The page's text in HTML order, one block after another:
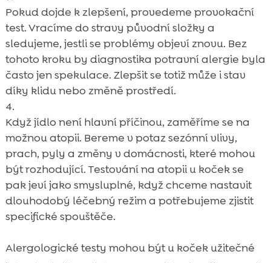
Pokud dojde k zlepšení, provedeme provokační
test. Vracíme do stravy původní složky a
sledujeme, jestli se problémy objeví znovu. Bez
tohoto kroku by diagnostika potravní alergie byla
často jen spekulace. Zlepšit se totiž může i stav
díky klidu nebo změně prostředí.
Když jídlo není hlavní příčinou, zaměříme se na
možnou atopii. Bereme v potaz sezónní vlivy,
prach, pyly a změny v domácnosti, které mohou
být rozhodující. Testování na atopii u koček se
pak jeví jako smysluplné, když chceme nastavit
dlouhodobý léčebný režim a potřebujeme zjistit
specifické spouštěče.
Alergologické testy mohou být u koček užitečné